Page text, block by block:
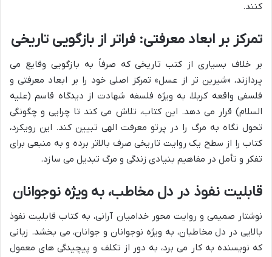
کنند.
تمرکز بر ابعاد معرفتی: فراتر از بازگویی تاریخی
بر خلاف بسیاری از کتب تاریخی که صرفاً به بازگویی وقایع می
پردازند، «شیرین تر از عسل» تمرکز اصلی خود را بر ابعاد معرفتی و
فلسفی واقعه کربلا، به ویژه فلسفه شهادت از دیدگاه قاسم (علیه
السلام) قرار می دهد. این کتاب، تلاش می کند تا چرایی و چگونگی
تحول نگاه به مرگ را در پرتو معرفت الهی تبیین کند. این رویکرد،
کتاب را از سطح یک روایت تاریخی صرف بالاتر برده و به منبعی برای
تفکر و تأمل در مفاهیم بنیادی زندگی و مرگ تبدیل می سازد.
قابلیت نفوذ در دل مخاطب، به ویژه نوجوانان
نوشتار صمیمی و روایت محور خدامیان آرانی، به کتاب قابلیت نفوذ
بالایی در دل مخاطبان، به ویژه نوجوانان و جوانان، می بخشد. زبانی
که نویسنده به کار می برد، به دور از تکلف و پیچیدگی های معمول